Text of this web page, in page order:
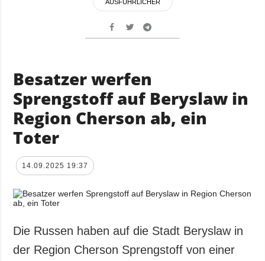
AUSFÜHRLICHER
Besatzer werfen
Sprengstoff auf Beryslaw in
Region Cherson ab, ein
Toter
14.09.2025 19:37
Die Russen haben auf die Stadt Beryslaw in
der Region Cherson Sprengstoff von einer